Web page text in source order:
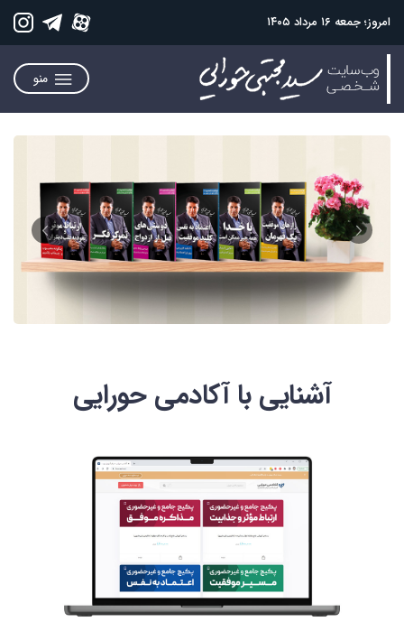
امروز؛ جمعه ۱۶ مرداد ۱۴۰۵
منو
آشنایی با آکادمی حورایی